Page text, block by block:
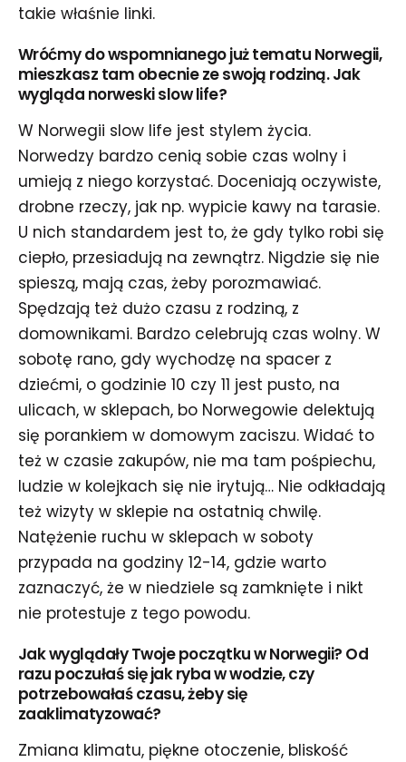
takie właśnie linki.
Wróćmy do wspomnianego już tematu Norwegii,
mieszkasz tam obecnie ze swoją rodziną. Jak
wygląda norweski slow life?
W Norwegii slow life jest stylem życia.
Norwedzy bardzo cenią sobie czas wolny i
umieją z niego korzystać. Doceniają oczywiste,
drobne rzeczy, jak np. wypicie kawy na tarasie.
U nich standardem jest to, że gdy tylko robi się
ciepło, przesiadują na zewnątrz. Nigdzie się nie
spieszą, mają czas, żeby porozmawiać.
Spędzają też dużo czasu z rodziną, z
domownikami. Bardzo celebrują czas wolny. W
sobotę rano, gdy wychodzę na spacer z
dziećmi, o godzinie 10 czy 11 jest pusto, na
ulicach, w sklepach, bo Norwegowie delektują
się porankiem w domowym zaciszu. Widać to
też w czasie zakupów, nie ma tam pośpiechu,
ludzie w kolejkach się nie irytują… Nie odkładają
też wizyty w sklepie na ostatnią chwilę.
Natężenie ruchu w sklepach w soboty
przypada na godziny 12-14, gdzie warto
zaznaczyć, że w niedziele są zamknięte i nikt
nie protestuje z tego powodu.
Jak wyglądały Twoje początku w Norwegii? Od
razu poczułaś się jak ryba w wodzie, czy
potrzebowałaś czasu, żeby się
zaaklimatyzować?
Zmiana klimatu, piękne otoczenie, bliskość